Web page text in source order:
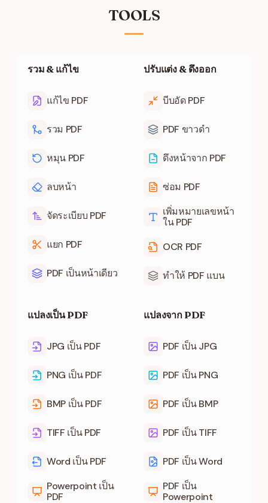
TOOLS
รวม & แก้ไข
แก้ไข PDF
รวม PDF
หมุน PDF
ลบหน้า
จัดระเบียบ PDF
แยก PDF
PDF เป็นหน้าเดียว
ปรับแต่ง & ดึงออก
บีบอัด PDF
PDF ขาวดำ
ดึงหน้าจาก PDF
ซ่อม PDF
เพิ่มหมายเลขหน้า
ใน PDF
OCR PDF
ทำให้ PDF แบน
แปลงเป็น PDF
JPG เป็น PDF
PNG เป็น PDF
BMP เป็น PDF
TIFF เป็น PDF
Word เป็น PDF
Powerpoint เป็น
PDF
แปลงจาก PDF
PDF เป็น JPG
PDF เป็น PNG
PDF เป็น BMP
PDF เป็น TIFF
PDF เป็น Word
PDF เป็น
Powerpoint